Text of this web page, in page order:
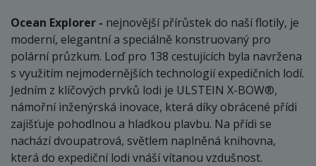
Ocean Explorer - nejnovější přírůstek do naší flotily, je
moderní, elegantní a speciálně konstruovaný pro
polární průzkum. Loď pro 138 cestujících byla navržena
s využitím nejmodernějších technologií expedičních lodí.
Jedním z klíčových prvků lodi je ULSTEIN X-BOW®,
námořní inženýrská inovace, která díky obrácené přídi
zajišťuje pohodlnou a hladkou plavbu. Na přídi se
nachází dvoupatrová, světlem naplněná knihovna,
která do expediční lodi vnáší vítanou vzdušnost.